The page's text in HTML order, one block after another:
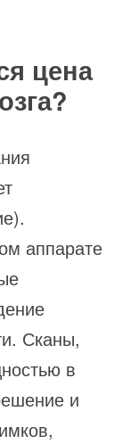
цена
аппарате
Сканы,
в
и